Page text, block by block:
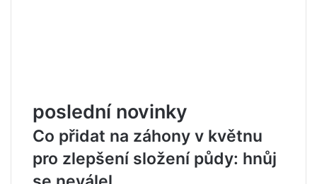
poslední novinky
Co přidat na záhony v květnu
pro zlepšení složení půdy: hnůj